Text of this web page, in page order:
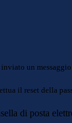
inviato un
il reset della
di posta